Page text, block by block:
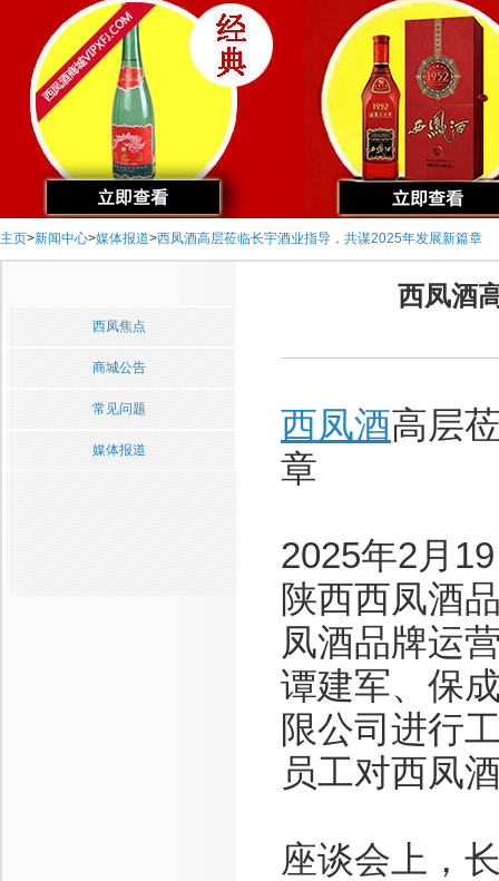
主页>新闻中心>媒体报道>西凤酒高层莅临长宇酒业指导，共谋2025年发展新篇章
西凤焦点
商城公告
常见问题
媒体报道
西凤酒
西凤酒高层
章
2025年2月
陕西西凤酒
凤酒品牌运
谭建军、保
限公司进行
员工对西凤
座谈会上，